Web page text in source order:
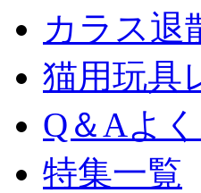
カラス退
猫用玩具
Q＆Aよ
特集一覧